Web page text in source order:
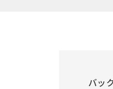
バッ